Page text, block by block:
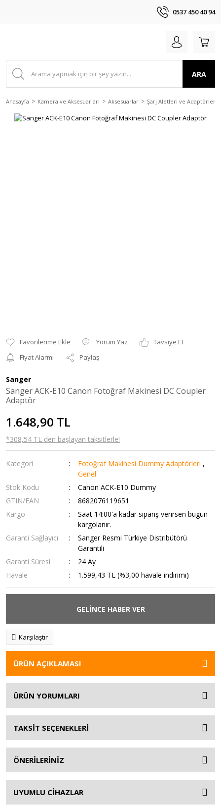
0537 450 40 94
ARA
Anasayfa Kamera ve Aksesuarları Aksesuarlar Şarj Aletleri ve Adaptörler
Yorum Yaz
Tavsiye Et
Fiyat Alarmı
Paylaş
Sanger
Sanger ACK-E10 Canon Fotoğraf Makinesi DC Coupler
Adaptör
1.648,90 TL
*308,54 TL den başlayan taksitlerle!
Kategori Fotoğraf Makinesi Dummy Adaptörleri ,
Genel
Stok Kodu
Canon ACK-E10 Dummy
GTIN/EAN
8682076119651
Kargo
Saat 14:00'a kadar sipariş verirsen bugün
kargolanır.
Garanti Sağlayıcı
Sanger Resmi Türkiye Distribütörü
Garantili
Garanti Süresi
24 Ay
Havale
1.599,43 TL (%3,00 havale indirimi)
GELİNCE HABER VER
Karşılaştır
ÜRÜN AÇIKLAMASI
ÜRÜN YORUMLARI
TAKSİT SEÇENEKLERİ
ÖNERİLERİNİZ
UYUMLU CİHAZLAR